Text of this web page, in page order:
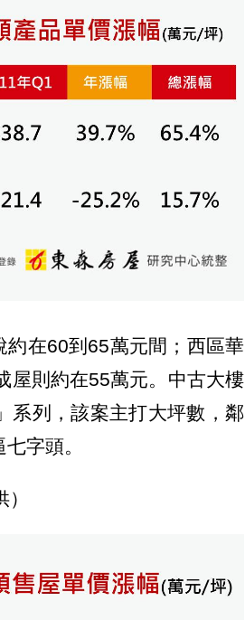
約在60到65萬元間；西區華
屋則約在55萬元。中古大樓
系列，該案主打大坪數，鄰
字頭。